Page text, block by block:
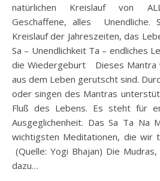
natürlichen Kreislauf von
Geschaffene, alles
Kreislauf der Jahreszeiten, das
Sa – Unendlichkeit Ta – endliches
die Wiedergeburt Dieses Mantra
aus dem Leben gerutscht sind.
oder singen des Mantras
Fluß des Lebens. Es steht für
Ausgeglichenheit. Das Sa Ta Na
wichtigsten Meditationen, die wir
(Quelle: Yogi Bhajan) Die
dazu…